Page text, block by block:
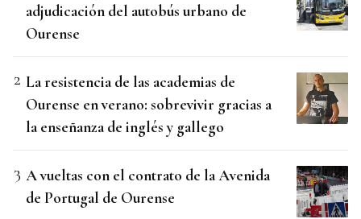
adjudicación del autobús urbano de
Ourense
La resistencia de las academias de
Ourense en verano: sobrevivir gracias a
la enseñanza de inglés y gallego
A vueltas con el contrato de la Avenida
de Portugal de Ourense